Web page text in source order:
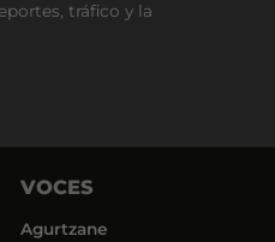
tráfico y la
VOCES
Agurtzane